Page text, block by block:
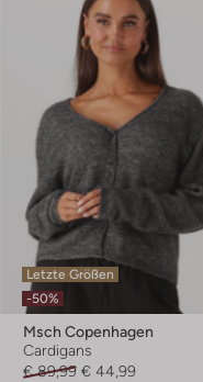
Letzte Größen
-50%
Msch Copenhagen
Cardigans
€ 89,99 € 44,99